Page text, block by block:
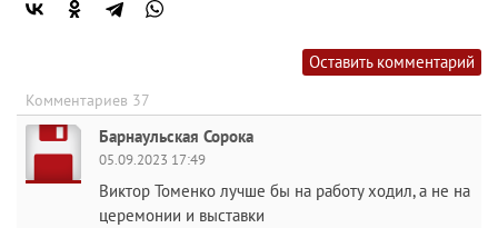
Оставить комментарий
Комментариев 37
Барнаульская Сорока
05.09.2023 17:49
Виктор Томенко лучше бы на работу ходил, а не на
церемонии и выставки